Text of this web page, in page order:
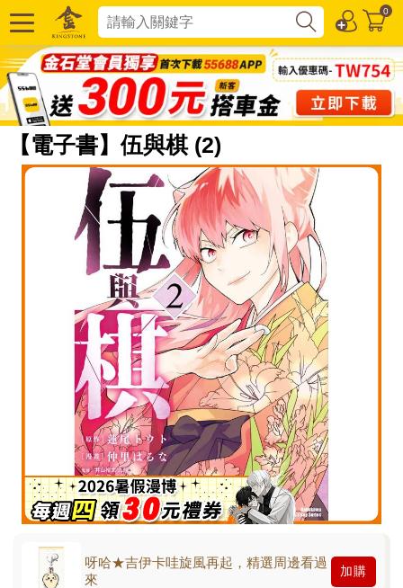
0
【電子書】伍與棋 (2)
呀哈★吉伊卡哇旋風再起，精選周邊看過
來
加購